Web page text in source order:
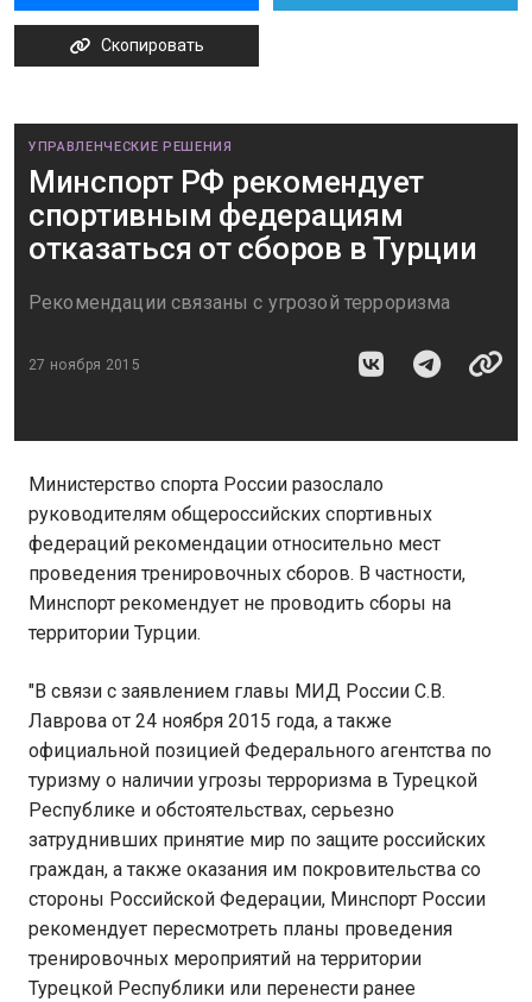
Скопировать
УПРАВЛЕНЧЕСКИЕ РЕШЕНИЯ
Минспорт РФ рекомендует
спортивным федерациям
отказаться от сборов в Турции
Рекомендации связаны с угрозой терроризма
27 ноября 2015
Министерство спорта России разослало
руководителям общероссийских спортивных
федераций рекомендации относительно мест
проведения тренировочных сборов. В частности,
Минспорт рекомендует не проводить сборы на
территории Турции.
"В связи с заявлением главы МИД России С.В.
Лаврова от 24 ноября 2015 года, а также
официальной позицией Федерального агентства по
туризму о наличии угрозы терроризма в Турецкой
Республике и обстоятельствах, серьезно
затруднивших принятие мир по защите российских
граждан, а также оказания им покровительства со
стороны Российской Федерации, Минспорт России
рекомендует пересмотреть планы проведения
тренировочных мероприятий на территории
Турецкой Республики или перенести ранее